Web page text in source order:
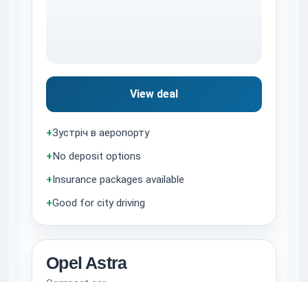
View deal
+Зустріч в аеропорту
+No deposit options
+Insurance packages available
+Good for city driving
Opel Astra